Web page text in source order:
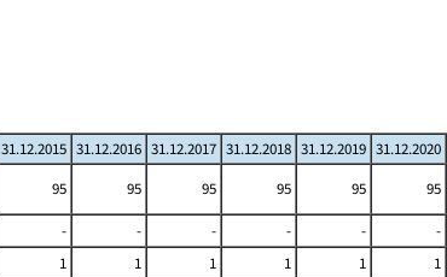
31.12.2015 31.12.2016 31.12.2017 31.12.2018 31.12.2019 31.12.2020
95 95 95 95 95
95
- - - - -
-
1 1 1 1 1
1